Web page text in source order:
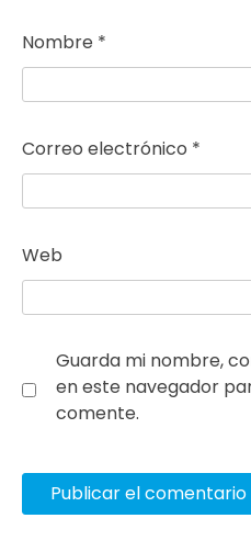
Nombre *
Correo electrónico *
Web
Guarda mi nombre,
en este navegador
comente.